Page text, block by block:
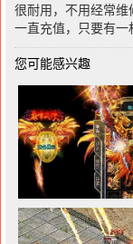
很耐用，不用经常
一直充值，只要有一
您可能感兴趣